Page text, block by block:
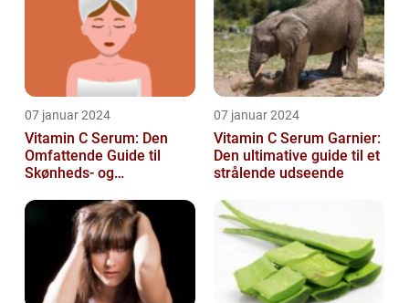
07 januar 2024
Vitamin C Serum: Den
Omfattende Guide til
Skønheds- og
07 januar 2024
Vitamin C Serum Garnier:
Den ultimative guide til et
strålende udseende